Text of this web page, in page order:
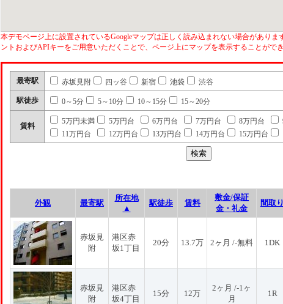
本デモページ上に設置されているGoogleマップは正しく読み込まれない場合がありま
ントおよびAPIキーをご用意いただくことで、ページ上にマップを表示することができ
最寄駅 赤坂見附 四ッ谷 新宿 池袋 渋谷
駅徒歩 0～5分 5～10分 10～15分 15～20分
賃料
5万円未満 5万円台 6万円台 7万円台 8万円台
11万円台
12万円台 13万円台 14万円台 15万円台
外観 最寄駅
所在地
▲
駅徒歩 賃料
敷金/保証
金・礼金
間取り
赤坂見
附
港区赤
坂1丁目
20分 13.7万 2ヶ月 /-無料 1DK
赤坂見
附
港区赤
坂4丁目
15分 12万
2ヶ月 /-1ヶ
月
1R